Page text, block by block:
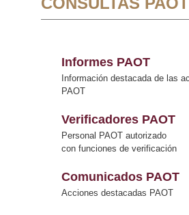
Informes PAOT
Información destacada de las
PAOT
Verificadores PAOT
Personal PAOT autorizado
con funciones de verificación
Comunicados PAOT
Acciones destacadas PAOT